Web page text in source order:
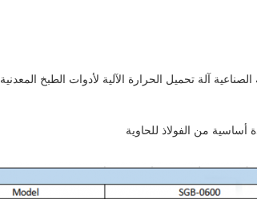
آلة تحميل الحرارة الآلية لأدوات الطبخ المعدنية
أساسية من الفولاذ للحاوية